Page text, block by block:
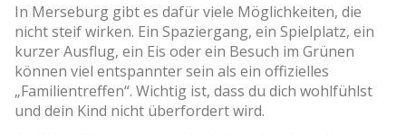
In Merseburg gibt es dafür viele Möglichkeiten, die
nicht steif wirken. Ein Spaziergang, ein Spielplatz, ein
kurzer Ausflug, ein Eis oder ein Besuch im Grünen
können viel entspannter sein als ein offizielles
„Familientreffen“. Wichtig ist, dass du dich wohlfühlst
und dein Kind nicht überfordert wird.